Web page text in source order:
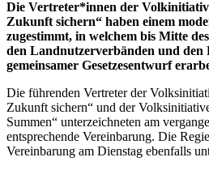
Die Vertreter*innen der
Zukunft sichern“ haben einem
zugestimmt, in welchem bis Mitte
den Landnutzerverbänden und den
gemeinsamer Gesetzesentwurf
Die führenden Vertreter der
Zukunft sichern“ und der
Summen“ unterzeichneten am
entsprechende Vereinbarung. Die
Vereinbarung am Dienstag ebenfalls